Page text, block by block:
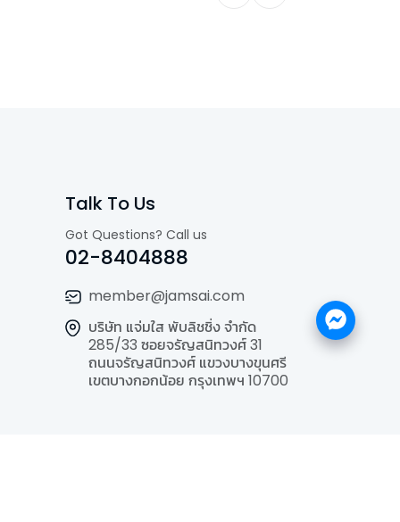
Talk To Us
Got Questions? Call us
02-8404888
member@jamsai.com
บริษัท แจ่มใส พับลิชชิ่ง จำกัด
285/33 ซอยจรัญสนิทวงศ์ 31
ถนนจรัญสนิทวงศ์ แขวงบางขุนศรี
เขตบางกอกน้อย กรุงเทพฯ 10700